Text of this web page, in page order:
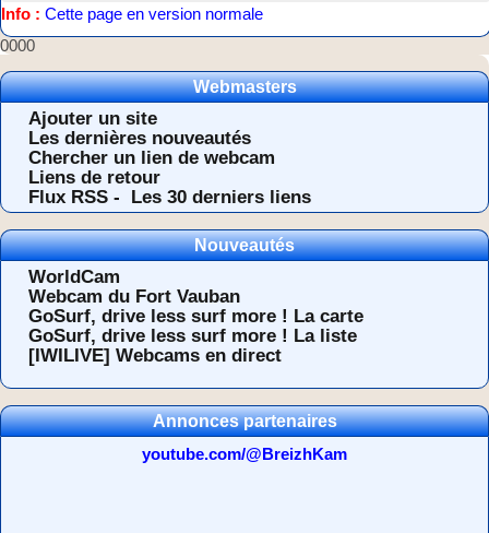
Info : Cette page en version normale
0000
Webmasters
Ajouter un site
Les dernières nouveautés
Chercher un lien de webcam
Liens de retour
Flux RSS -
Les 30 derniers liens
Nouveautés
WorldCam
Webcam du Fort Vauban
GoSurf, drive less surf more ! La carte
GoSurf, drive less surf more ! La liste
[IWILIVE] Webcams en direct
Annonces partenaires
youtube.com/@BreizhKam